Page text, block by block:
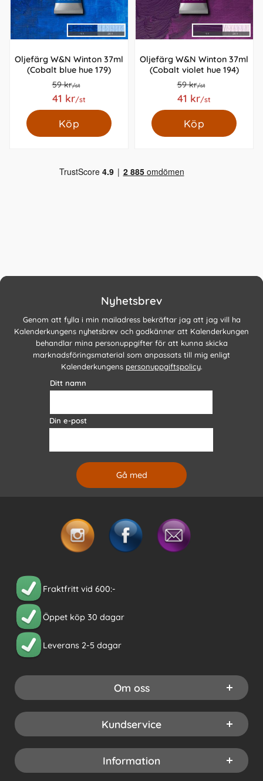
Oljefärg W&N Winton 37ml
(Cobalt blue hue 179)
59 kr/st
41 kr/st
Köp
Oljefärg W&N Winton 37ml
(Cobalt violet hue 194)
59 kr/st
41 kr/st
Köp
Nyhetsbrev
Genom att fylla i min mailadress bekräftar jag att jag vill ha
Kalenderkungens nyhetsbrev och godkänner att Kalenderkungen
behandlar mina personuppgifter för att kunna skicka
marknadsföringsmaterial som anpassats till mig enligt
Kalenderkungens personuppgiftspolicy.
Ditt namn
Din e-post
Fraktfritt vid 600:-
Öppet köp 30 dagar
Leverans 2-5 dagar
Om oss
Kundservice
Information